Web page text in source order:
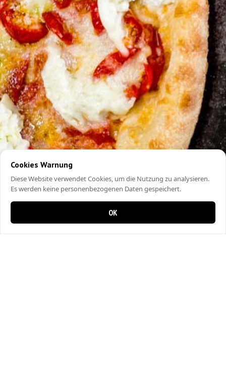
Cookies Warnung
Diese Website verwendet Cookies, um die Nutzung zu analysieren.
Es werden keine personenbezogenen Daten gespeichert.
OK